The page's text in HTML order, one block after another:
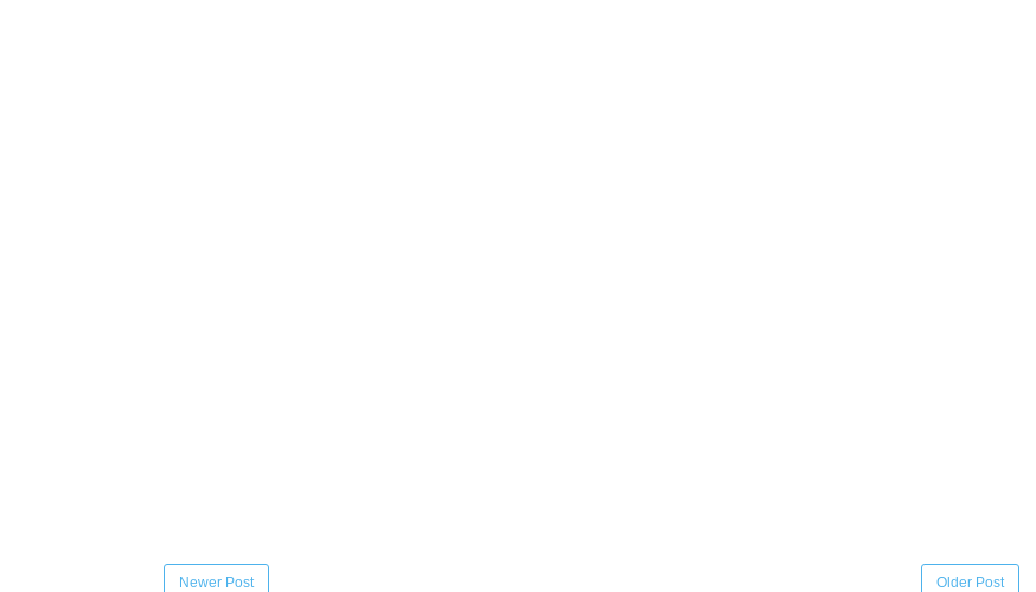
Newer Post Older Post